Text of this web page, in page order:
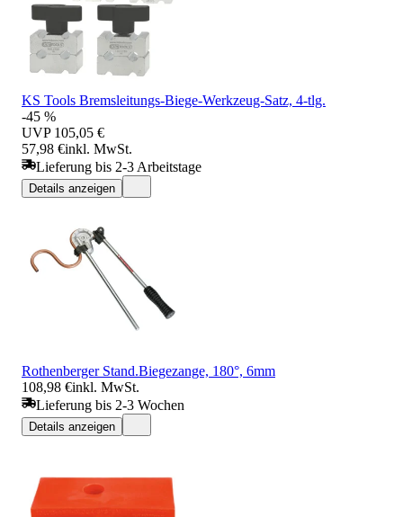
KS Tools Bremsleitungs-Biege-Werkzeug-Satz, 4-tlg.
-45 %
UVP 105,05 €
57,98 €inkl. MwSt.
Lieferung bis 2-3 Arbeitstage
Details anzeigen
Rothenberger Stand.Biegezange, 180°, 6mm
108,98 €inkl. MwSt.
Lieferung bis 2-3 Wochen
Details anzeigen